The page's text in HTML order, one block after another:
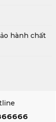
hành chất